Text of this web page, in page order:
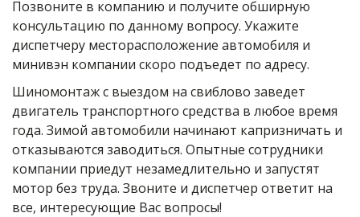
Позвоните в компанию и получите обширную
консультацию по данному вопросу. Укажите
диспетчеру месторасположение автомобиля и
минивэн компании скоро подъедет по адресу.
Шиномонтаж с выездом на свиблово заведет
двигатель транспортного средства в любое время
года. Зимой автомобили начинают капризничать и
отказываются заводиться. Опытные сотрудники
компании приедут незамедлительно и запустят
мотор без труда. Звоните и диспетчер ответит на
все, интересующие Вас вопросы!